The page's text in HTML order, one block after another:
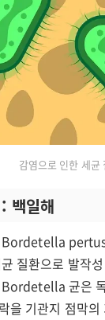
감염으로 인한 세균
백일해
Bordetella
질환으로 발작
균은
을 기관지 점막